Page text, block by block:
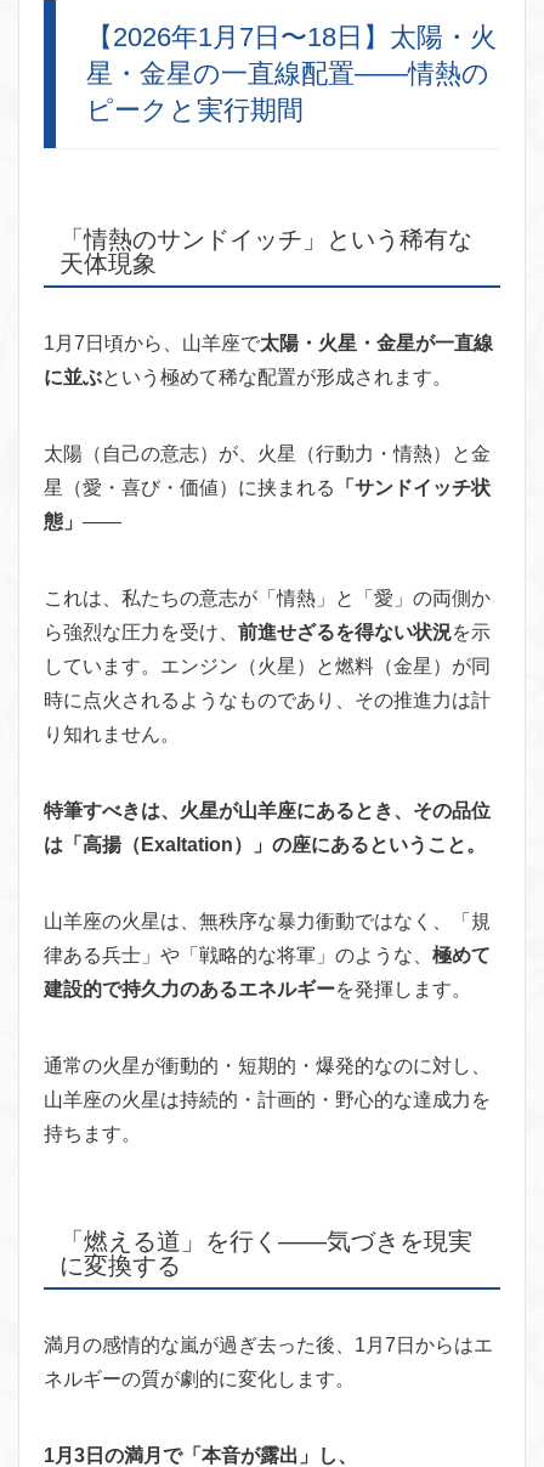
【2026年1月7日〜18日】太陽・火
星・金星の一直線配置——情熱の
ピークと実行期間
「情熱のサンドイッチ」という稀有な
天体現象
1月7日頃から、山羊座で太陽・火星・金星が一直線
に並ぶという極めて稀な配置が形成されます。
太陽（自己の意志）が、火星（行動力・情熱）と金
星（愛・喜び・価値）に挟まれる
「サンドイッチ状
態」 ——
これは、私たちの意志が「情熱」と「愛」の両側か
ら強烈な圧力を受け、 前進せざるを得ない状況を示
しています。エンジン（火星）と燃料（金星）が同
時に点火されるようなものであり、その推進力は計
り知れません。
特筆すべきは、火星が山羊座にあるとき、その品位
は「高揚（Exaltation）」の座にあるということ。
山羊座の火星は、無秩序な暴力衝動ではなく、「規
律ある兵士」や「戦略的な将軍」のような、 極めて
建設的で持久力のあるエネルギーを発揮します。
通常の火星が衝動的・短期的・爆発的なのに対し、
山羊座の火星は持続的・計画的・野心的な達成力を
持ちます。
「燃える道」を行く——気づきを現実
に変換する
満月の感情的な嵐が過ぎ去った後、1月7日からはエ
ネルギーの質が劇的に変化します。
1月3日の満月で「本音が露出」し、